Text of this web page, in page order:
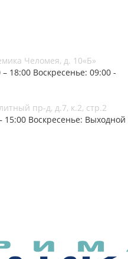
Челомея, д. 10«Б»
– 18:00 Воскресенье: 09:00 -
пр-д, д.7, к.2, стр.2
15:00 Воскресенье: Выходной